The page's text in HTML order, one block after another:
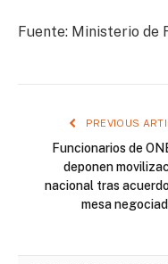
Fuente: Ministerio de
PREVIOUS
Funcionarios de
deponen
nacional tras
mesa